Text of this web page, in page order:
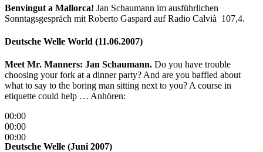
Benvingut a Mallorca! Jan Schaumann im ausführlichen
Sonntagsgespräch mit Roberto Gaspard auf Radio Calvià 107,4.
Deutsche Welle World (11.06.2007)
Meet Mr. Manners: Jan Schaumann. Do you have trouble
choosing your fork at a dinner party? And are you baffled about
what to say to the boring man sitting next to you? A course in
etiquette could help … Anhören:
00:00
00:00
00:00
Deutsche Welle (Juni 2007)